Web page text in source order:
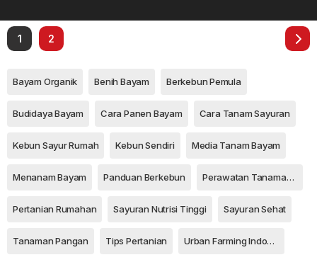
1 2
Bayam Organik Benih Bayam Berkebun Pemula
Budidaya Bayam Cara Panen Bayam Cara Tanam Sayuran
Kebun Sayur Rumah Kebun Sendiri Media Tanam Bayam
Menanam Bayam Panduan Berkebun Perawatan Tanaman Sayur
Pertanian Rumahan Sayuran Nutrisi Tinggi Sayuran Sehat
Tanaman Pangan Tips Pertanian Urban Farming Indonesia